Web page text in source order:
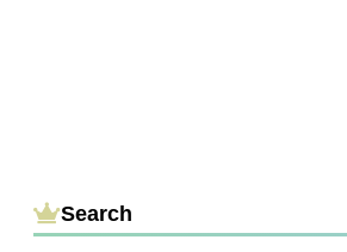
Search